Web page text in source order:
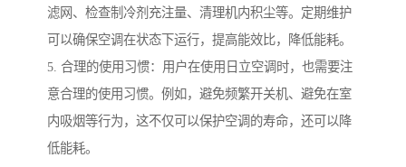
滤网、检查制冷剂充注量、清理机内积尘等。定期维护
可以确保空调在状态下运行，提高能效比，降低能耗。
5. 合理的使用习惯：用户在使用日立空调时，也需要注
意合理的使用习惯。例如，避免频繁开关机、避免在室
内吸烟等行为，这不仅可以保护空调的寿命，还可以降
低能耗。